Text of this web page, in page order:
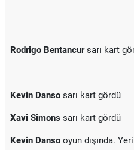
Rodrigo Bentancursarı kart
Kevin Danso sarı kart gördü
Xavi Simons sarı kart gördü
Kevin Danso oyun dışında.